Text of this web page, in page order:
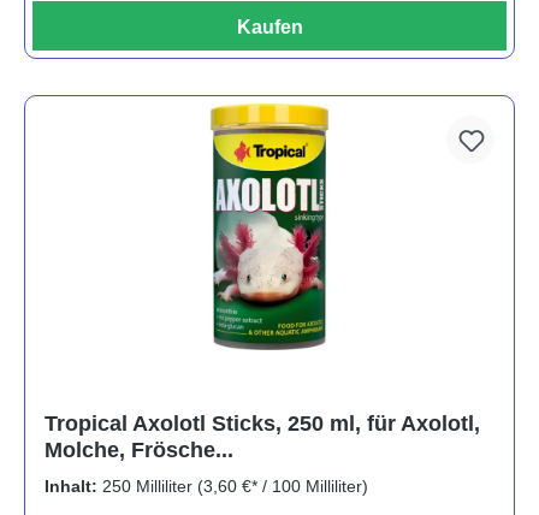
Kaufen
Tropical Axolotl Sticks, 250 ml, für Axolotl,
Molche, Frösche...
Inhalt: 250 Milliliter (3,60 €* / 100 Milliliter)